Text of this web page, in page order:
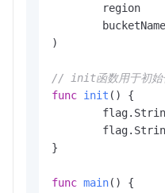
	region
	bucketName
)
// init函数用于初始
func init ()
{
}
func main()
{